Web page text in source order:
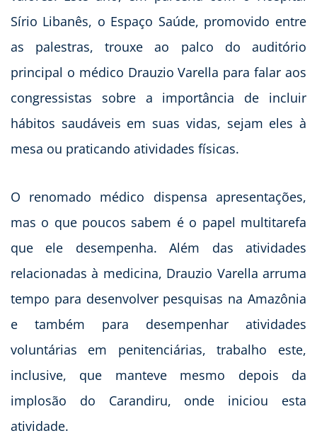
Sírio Libanês, o Espaço Saúde, promovido entre
as palestras, trouxe ao palco do auditório
principal o médico Drauzio Varella para falar aos
congressistas sobre a importância de incluir
hábitos saudáveis em suas vidas, sejam eles à
mesa ou praticando atividades físicas.
O renomado médico dispensa apresentações,
mas o que poucos sabem é o papel multitarefa
que ele desempenha. Além das atividades
relacionadas à medicina, Drauzio Varella arruma
tempo para desenvolver pesquisas na Amazônia
e também para desempenhar atividades
voluntárias em penitenciárias, trabalho este,
inclusive, que manteve mesmo depois da
implosão do Carandiru, onde iniciou esta
atividade.